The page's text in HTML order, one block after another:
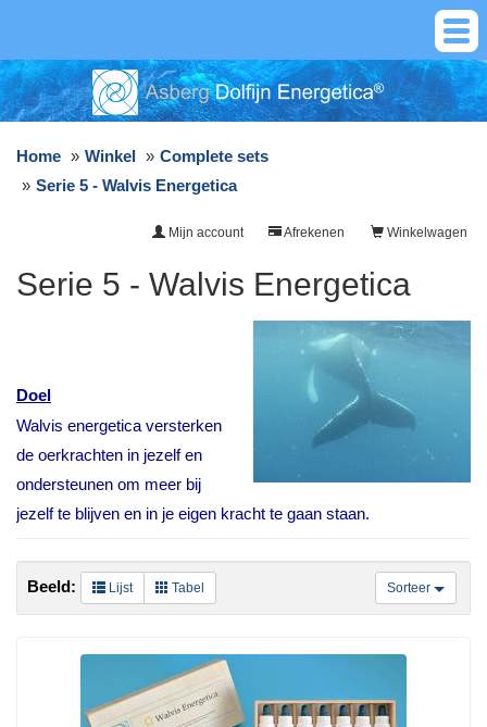
Home Winkel
Complete sets
Serie 5 - Walvis Energetica
Winkelwagen
Afrekenen
Mijn account
Serie 5 - Walvis Energetica
Doel
Walvis energetica versterken
de oerkrachten in jezelf en
ondersteunen om meer bij
jezelf te blijven en in je eigen kracht te gaan staan.
Sorteer
Beeld: Lijst Tabel